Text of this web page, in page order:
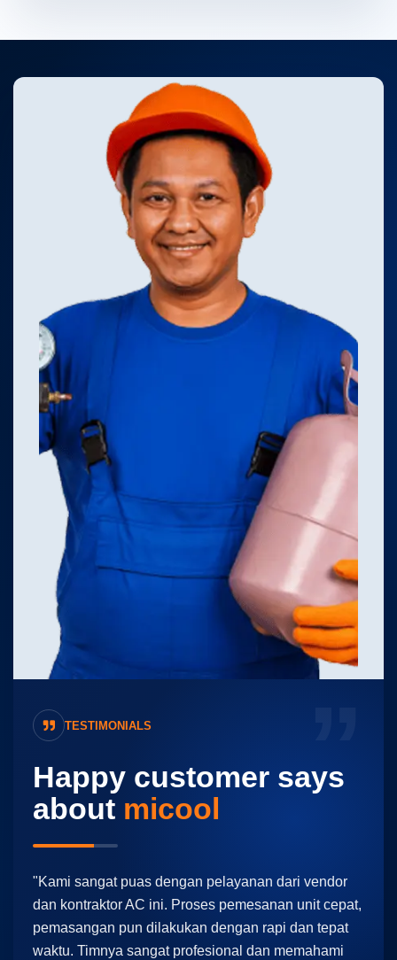
TESTIMONIALS
Happy customer says
about micool
"Kami sangat puas dengan pelayanan dari vendor
dan kontraktor AC ini. Proses pemesanan unit cepat,
pemasangan pun dilakukan dengan rapi dan tepat
waktu. Timnya sangat profesional dan memahami